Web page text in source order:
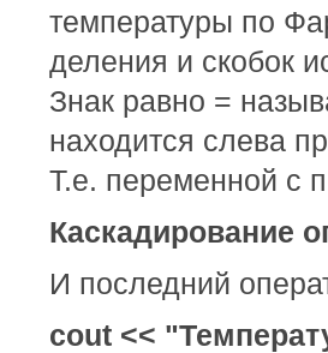
температуры по
деления и скобок
Знак равно =
находится слева
Т.е. переменной c
Каскадирование
И последний
cout <<